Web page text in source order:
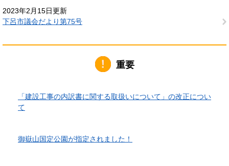
2023年2月15日更新
下呂市議会だより第75号
重要
「建設工事の内訳書に関する取扱いについて」の改正につい
て
御嶽山国定公園が指定されました！